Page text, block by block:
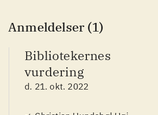
Anmeldelser (1)
Bibliotekernes
vurdering
d. 21. okt. 2022